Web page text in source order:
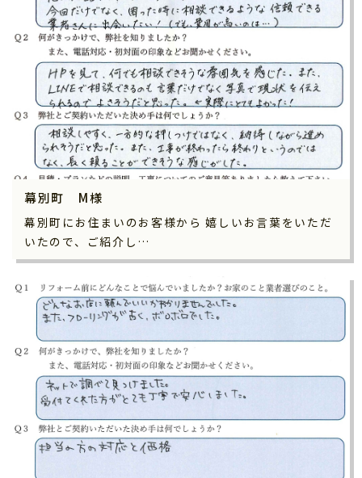
幕別町 M様
幕別町にお住まいのお客様から 嬉しいお言葉をいただ
いたので、ご紹介し…